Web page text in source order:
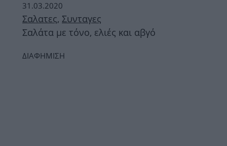
31.03.2020
Σαλατες, Συνταγες
Σαλάτα με τόνο, ελιές και αβγό
ΔΙΑΦΗΜΙΣΗ